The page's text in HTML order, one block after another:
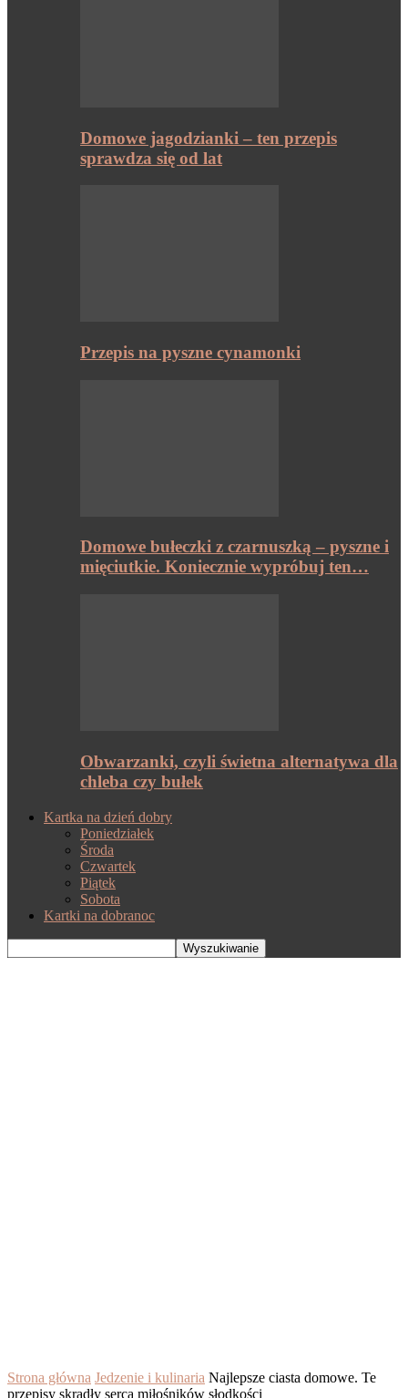
Domowe jagodzianki – ten przepis
sprawdza się od lat
Przepis na pyszne cynamonki
Domowe bułeczki z czarnuszką – pyszne i
mięciutkie. Koniecznie wypróbuj ten…
Obwarzanki, czyli świetna alternatywa dla
chleba czy bułek
Kartka na dzień dobry
Poniedziałek
Środa
Czwartek
Piątek
Sobota
Kartki na dobranoc
Strona główna Jedzenie i kulinaria Najlepsze ciasta domowe. Te
przepisy skradły serca miłośników słodkości